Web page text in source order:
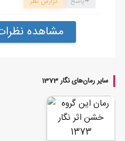
مشاهده نظرات بیشتر
سایر رمان‌های نگار 1373